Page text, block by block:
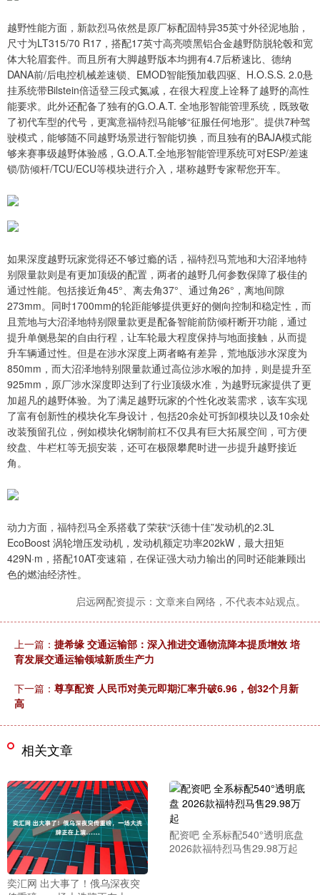
越野性能方面，新款烈马依然是原厂标配固特异35英寸外径泥地胎，
尺寸为LT315/70 R17，搭配17英寸高亮喷黑铝合金越野防脱轮毂和宽
体大轮眉套件。而且所有大脚越野版本均拥有4.7后桥速比、德纳
DANA前/后电控机械差速锁、EMOD智能预加载四驱、H.O.S.S. 2.0悬
挂系统带Bilstein倍适登三段式氮减，在很大程度上诠释了越野的高性
能要求。此外还配备了独有的G.O.A.T. 全地形智能管理系统，既致敬
了初代车型的代号，更寓意福特烈马能够“征服任何地形”。提供7种驾
驶模式，能够随不同越野场景进行智能切换，而且独有的BAJA模式能
够来赛事级越野体验感，G.O.A.T.全地形智能管理系统可对ESP/差速
锁/防倾杆/TCU/ECU等模块进行介入，堪称越野专家帮您开车。
如果深度越野玩家觉得还不够过瘾的话，福特烈马荒地和大沼泽地特
别限量款则是有更加顶级的配置，两者的越野几何参数保障了极佳的
通过性能。包括接近角45°、离去角37°、通过角26°，离地间隙
273mm。同时1700mm的轮距能够提供更好的侧向控制和稳定性，而
且荒地与大沼泽地特别限量款更是配备智能前防倾杆断开功能，通过
提升单侧悬架的自由行程，让车轮最大程度保持与地面接触，从而提
升车辆通过性。但是在涉水深度上两者略有差异，荒地版涉水深度为
850mm，而大沼泽地特别限量款通过高位涉水喉的加持，则是提升至
925mm，原厂涉水深度即达到了行业顶级水准，为越野玩家提供了更
加超凡的越野体验。为了满足越野玩家的个性化改装需求，该车实现
了富有创新性的模块化车身设计，包括20余处可拆卸模块以及10余处
改装预留孔位，例如模块化钢制前杠不仅具有巨大拓展空间，可方便
绞盘、牛栏杠等无损安装，还可在极限攀爬时进一步提升越野接近
角。
动力方面，福特烈马全系搭载了荣获“沃德十佳”发动机的2.3L
EcoBoost 涡轮增压发动机，发动机额定功率202kW，最大扭矩
429N·m，搭配10AT变速箱，在保证强大动力输出的同时还能兼顾出
色的燃油经济性。
启远网配资提示：文章来自网络，不代表本站观点。
上一篇： 捷希缘 交通运输部：深入推进交通物流降本提质增效 培
育发展交通运输领域新质生产力
下一篇： 尊享配资 人民币对美元即期汇率升破6.96，创32个月新
高
相关文章
奕汇网 出大事了！俄乌深夜突
配资吧 全系标配540°透明底盘
2026款福特烈马售29.98万起